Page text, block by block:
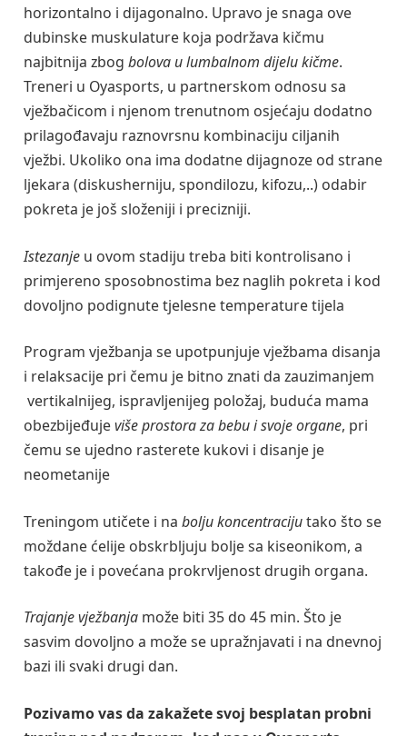
horizontalno i dijagonalno. Upravo je snaga ove
dubinske muskulature koja podržava kičmu
najbitnija zbog bolova u lumbalnom dijelu kičme.
Treneri u Oyasports, u partnerskom odnosu sa
vježbačicom i njenom trenutnom osjećaju dodatno
prilagođavaju raznovrsnu kombinaciju ciljanih
vježbi. Ukoliko ona ima dodatne dijagnoze od strane
ljekara (diskusherniju, spondilozu, kifozu,..) odabir
pokreta je još složeniji i precizniji.
Istezanje u ovom stadiju treba biti kontrolisano i
primjereno sposobnostima bez naglih pokreta i kod
dovoljno podignute tjelesne temperature tijela
Program vježbanja se upotpunjuje vježbama disanja
i relaksacije pri čemu je bitno znati da zauzimanjem
vertikalnijeg, ispravljenijeg položaj, buduća mama
obezbijeđujeviše prostora za bebu i svoje organe, pri
čemu se ujedno rasterete kukovi i disanje je
neometanije
Treningom utičete i na bolju koncentracijutako što se
moždane ćelije obskrbljuju bolje sa kiseonikom, a
takođe je i povećana prokrvljenost drugih organa.
Trajanje vježbanja može biti 35 do 45 min. Što je
sasvim dovoljno a može se upražnjavati i na dnevnoj
bazi ili svaki drugi dan.
Pozivamo vas da zakažete svoj besplatan probni